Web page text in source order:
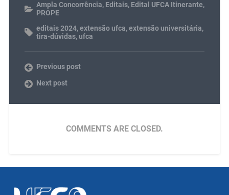
Ampla Concorrência, Editais, Edital UFCA Itinerante,
PROPE
editais 2024,extensão ufca,extensão universitária,
tira-dúvidas,ufca
Previous post
Next post
COMMENTS ARE CLOSED.